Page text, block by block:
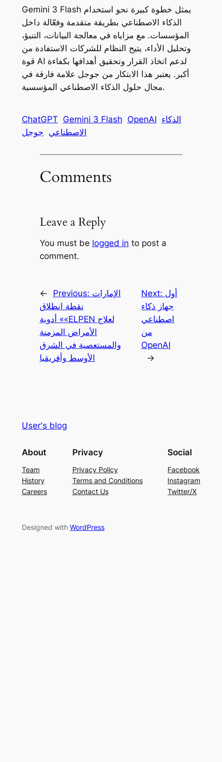
Gemini 3 Flash يمثل خطوة كبيرة نحو استخدام
الذكاء الاصطناعي بطريقة متقدمة وفعّالة داخل
المؤسسات. مع مزاياه في معالجة البيانات، التنبؤ،
وتحليل الأداء، يتيح النظام للشركات الاستفادة من
قوة AI لدعم اتخاذ القرار وتحقيق أهدافها بكفاءة
أكبر. يعتبر هذا الابتكار من جوجل علامة فارقة في
مجال حلول الذكاء الاصطناعي المؤسسية.
ChatGPT Gemini 3 Flash OpenAI الذكاء
الاصطناعي جوجل
Comments
Leave a Reply
You must be logged in to post a
comment.
← Previous: الإمارات
نقطة انطلاق
أدوية ««ELPEN لعلاج
الأمراض المزمنة
والمستعصية في الشرق
الأوسط وأفريقيا
Next: أول
جهاز ذكاء
اصطناعي
من
OpenAI
→
User's blog
About
Team
History
Careers
Privacy
Privacy Policy
Terms and Conditions
Contact Us
Social
Facebook
Instagram
Twitter/X
Designed with WordPress